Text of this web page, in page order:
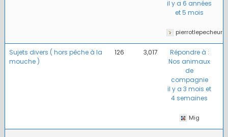
il y a 6 années
et 5 mois
pierrotlepecheur
Sujets divers ( hors pêche à la
mouche )
126 3,017
Répondre à :
Nos animaux
de
compagnie
il y a 3 mois et
4 semaines
Mig